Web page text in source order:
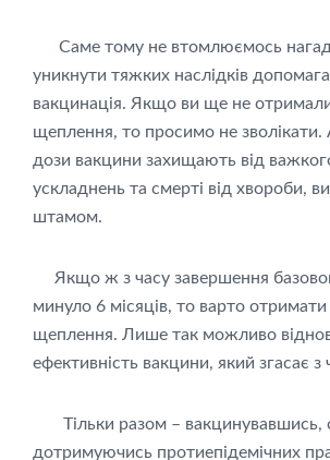
Саме тому не втомлюємось
уникнути тяжких наслідків
вакцинація. Якщо ви ще не
щеплення, то просимо не зволікати.
дози вакцини захищають від
ускладнень та смерті від хвороби,
штамом.
Якщо ж з часу завершення
минуло 6 місяців, то варто
щеплення. Лише так можливо
ефективність вакцини, який згасає з
Тільки разом – вакцинувавшись,
дотримуючись протиепідемічних